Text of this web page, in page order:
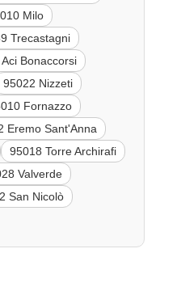
Milo
Trecastagni
Bonaccorsi
95022 Nizzeti
Fornazzo
Eremo Sant'Anna
95018 Torre Archirafi
Valverde
San Nicolò